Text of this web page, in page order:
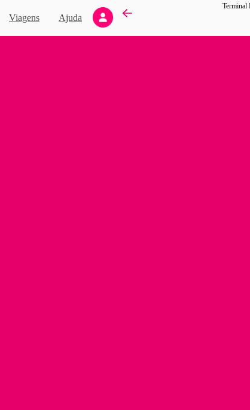
Viagens Ajuda
Terminal